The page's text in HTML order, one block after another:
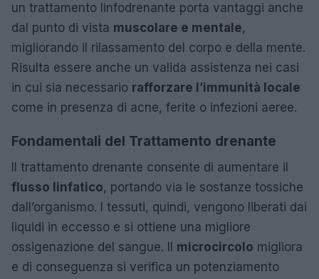
un trattamento linfodrenante porta vantaggi anche
dal punto di vista muscolare e mentale,
migliorando il rilassamento del corpo e della mente.
Risulta essere anche un valida assistenza nei casi
in cui sia necessario rafforzare l’immunità locale
come in presenza di acne, ferite o infezioni aeree.
Fondamentali del Trattamento drenante
Il trattamento drenante consente di aumentare il
flusso linfatico, portando via le sostanze tossiche
dall’organismo. I tessuti, quindi, vengono liberati dai
liquidi in eccesso e si ottiene una migliore
ossigenazione del sangue. Il microcircolo migliora
e di conseguenza si verifica un potenziamento